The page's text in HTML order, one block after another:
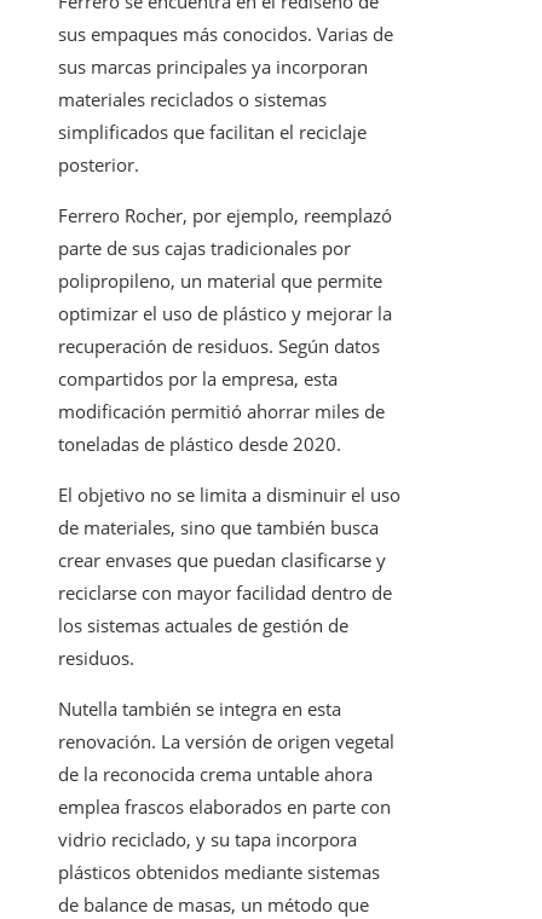
sus empaques más conocidos. Varias de
sus marcas principales ya incorporan
materiales reciclados o sistemas
simplificados que facilitan el reciclaje
posterior.
Ferrero Rocher, por ejemplo, reemplazó
parte de sus cajas tradicionales por
polipropileno, un material que permite
optimizar el uso de plástico y mejorar la
recuperación de residuos. Según datos
compartidos por la empresa, esta
modificación permitió ahorrar miles de
toneladas de plástico desde 2020.
El objetivo no se limita a disminuir el uso
de materiales, sino que también busca
crear envases que puedan clasificarse y
reciclarse con mayor facilidad dentro de
los sistemas actuales de gestión de
residuos.
Nutella también se integra en esta
renovación. La versión de origen vegetal
de la reconocida crema untable ahora
emplea frascos elaborados en parte con
vidrio reciclado, y su tapa incorpora
plásticos obtenidos mediante sistemas
de balance de masas, un método que